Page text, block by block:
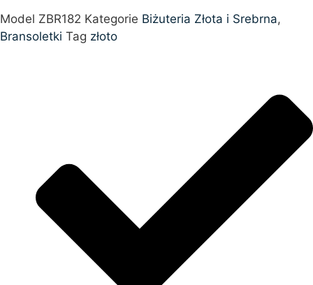
Model ZBR182 Kategorie Biżuteria Złota i Srebrna,
Bransoletki Tag złoto